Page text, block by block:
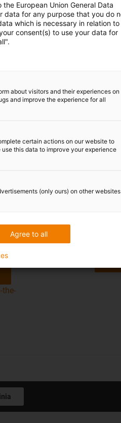
w naszym
the-
European Union General Data
data for any purpose that you do
which is necessary in relation to
consent(s) to use your data for
about visitors and their experiences on
and improve the experience for all
certain actions on our website to
this data to improve your experience
(only ours) on other websites
Agree to all